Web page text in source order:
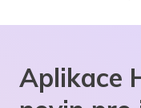
Aplikace